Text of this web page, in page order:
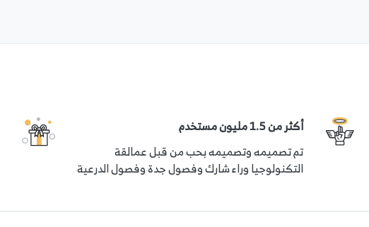
أكثر من 1.5 مليون مستخدم
تم تصميمه وتصميمه بحب من قبل عمالقة
التكنولوجيا وراء شارك وفصول جدة وفصول الدرعية